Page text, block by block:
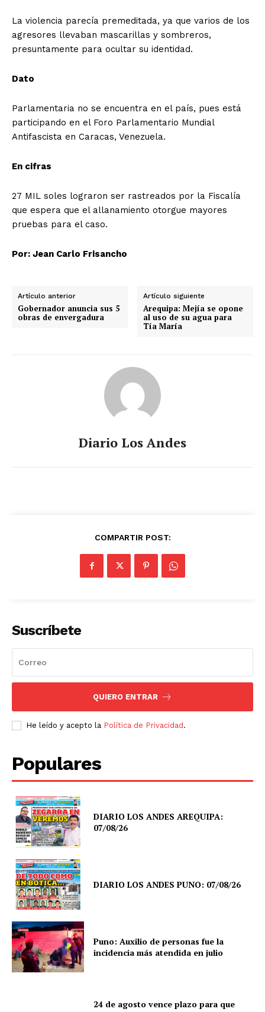
Diario los Andes
La violencia parecía premeditada, ya que varios de los
agresores llevaban mascarillas y sombreros,
presuntamente para ocultar su identidad.
Dato
Parlamentaria no se encuentra en el país, pues está
participando en el Foro Parlamentario Mundial
Antifascista en Caracas, Venezuela.
En cifras
27 MIL soles lograron ser rastreados por la Fiscalía
que espera que el allanamiento otorgue mayores
pruebas para el caso.
Por: Jean Carlo Frisancho
Artículo anterior
Gobernador anuncia sus 5
obras de envergadura
Artículo siguiente
Arequipa: Mejía se opone
al uso de su agua para
Tía María
Diario Los Andes
COMPARTIR POST:
Suscríbete
QUIERO ENTRAR
He leído y acepto la Política de Privacidad .
Populares
DIARIO LOS ANDES AREQUIPA:
07/08/26
DIARIO LOS ANDES PUNO: 07/08/26
Puno: Auxilio de personas fue la
incidencia más atendida en julio
24 de agosto vence plazo para que